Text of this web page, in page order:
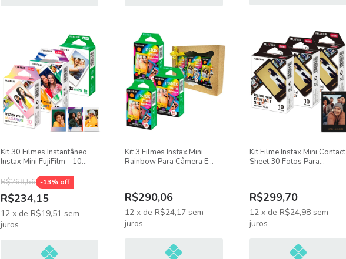
Kit 30 Filmes Instantâneo
Instax Mini FujiFilm - 10
10 Branco
R$268,56 -13% off
R$234,15
12 x de R$19,51 sem
juros
Kit 3 Filmes Instax Mini
Rainbow Para Câmera E
R$290,06
12 x deR$24,17 sem
juros
Kit Filme Instax Mini Contact
Sheet 30 Fotos Para
R$299,70
12 x de R$24,98 sem
juros